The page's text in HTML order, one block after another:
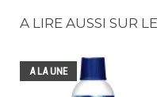
A LIRE AUSSI SUR
A LA UNE